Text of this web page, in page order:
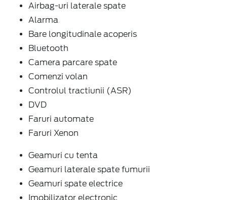
Airbag-uri laterale spate
Alarma
Bare longitudinale acoperis
Bluetooth
Camera parcare spate
Comenzi volan
Controlul tractiunii (ASR)
DVD
Faruri automate
Faruri Xenon
Geamuri cu tenta
Geamuri laterale spate fumurii
Geamuri spate electrice
Imobilizator electronic